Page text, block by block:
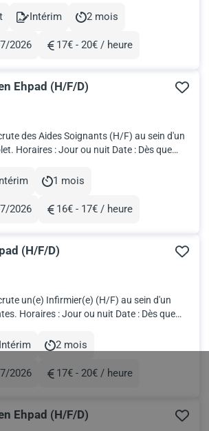
de santé, nous développons
Contract
Intérim
Durée
2 mois
2026
Rémunération
17€ - 20€ / heure
Ehpad (H/F/D)
des Aides Soignants (H/F) au sein d'un
que
de
Durée
1 mois
2026
Rémunération
16€ - 17€ / heure
(H/F/D)
un(e) Infirmier(e) (H/F) au sein d'un
Dès que
de santé, nous développons votre
Intérim
Durée
2 mois
2026
Rémunération
17€ - 20€ / heure
Ehpad (H/F/D)